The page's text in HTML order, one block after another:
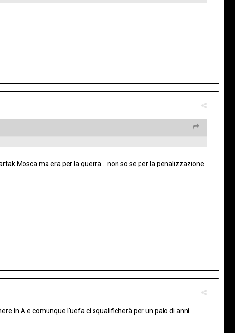
Mosca ma era per la guerra... non so se per la penalizzazione
in A e comunque l'uefa ci squalificherà per un paio di anni.